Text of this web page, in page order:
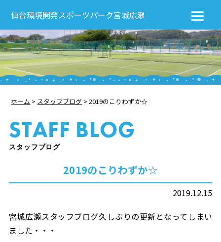
ホーム > スタッフブログ >2019のこりわずか☆
STAFF BLOG
スタッフブログ
2019のこりわずか☆
2019.12.15
宮城広瀬スタッフブログ久しぶりの更新となってしまい
ました・・・
仙台環境開発スポーツパーク宮城広瀬